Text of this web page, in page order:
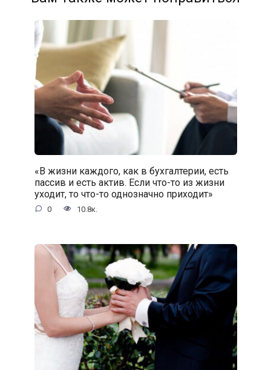
«В жизни каждого, как в бухгалтерии, есть
пассив и есть актив. Если что-то из жизни
уходит, то что-то однозначно приходит»
0 10.8к.